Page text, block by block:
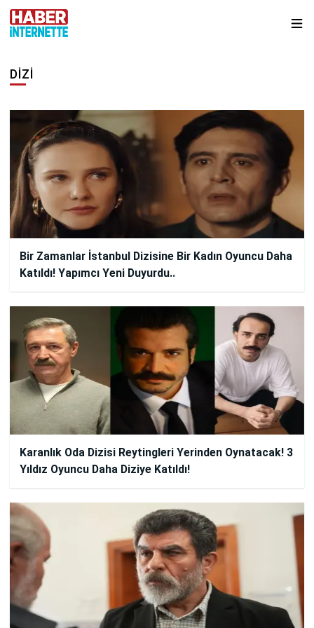
DIZI
Bir Zamanlar İstanbul Dizisine Bir Kadın Oyuncu Daha
Katıldı! Yapımcı Yeni Duyurdu..
Karanlık Oda Dizisi Reytingleri Yerinden Oynatacak! 3
Yıldız Oyuncu Daha Diziye Katıldı!